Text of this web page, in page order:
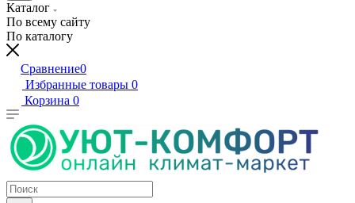
Каталог
По всему сайту
По каталогу
Сравнение0
Избранные товары 0
Корзина 0